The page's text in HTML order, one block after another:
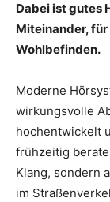
Dabei ist gutes
Miteinander,
Wohlbefinden.
Moderne
wirkungsvolle
hochentwickelt
frühzeitig
Klang, sondern
im